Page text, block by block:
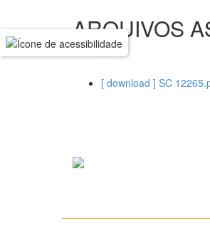
ARQUIVOS
[ download ] SC